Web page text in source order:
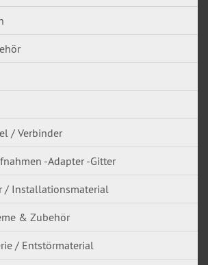
/ Verbinder
-Adapter -Gitter
/ Installationsmaterial
& Zubehör
/ Entstörmaterial